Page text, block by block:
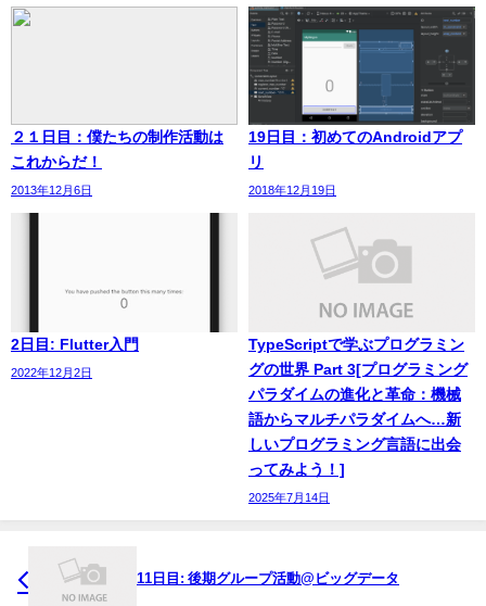
２１日目：僕たちの制作活動は
これからだ！
2013年12月6日
19日目：初めてのAndroidアプ
リ
2018年12月19日
2日目: Flutter入門
2022年12月2日
TypeScriptで学ぶプログラミン
グの世界 Part 3[プログラミング
パラダイムの進化と革命：機械
語からマルチパラダイムへ…新
しいプログラミング言語に出会
ってみよう！]
2025年7月14日
11日目: 後期グループ活動@ビッグデータ